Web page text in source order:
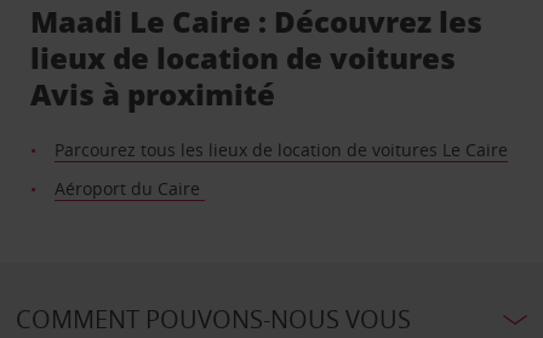
Maadi Le Caire : Découvrez les
lieux de location de voitures
Avis à proximité
Parcourez tous les lieux de location de voitures Le Caire
Aéroport du Caire
COMMENT POUVONS-NOUS VOUS